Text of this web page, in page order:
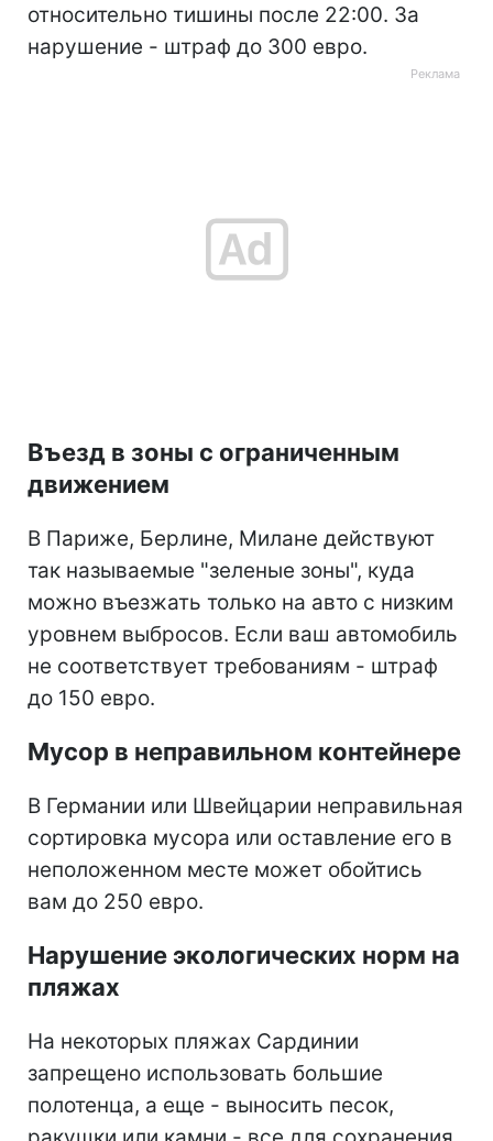
относительно тишины после 22:00. За
нарушение - штраф до 300 евро.
Въезд в зоны с ограниченным
движением
В Париже, Берлине, Милане действуют
так называемые "зеленые зоны", куда
можно въезжать только на авто с низким
уровнем выбросов. Если ваш автомобиль
не соответствует требованиям - штраф
до 150 евро.
Мусор в неправильном контейнере
В Германии или Швейцарии неправильная
сортировка мусора или оставление его в
неположенном месте может обойтись
вам до 250 евро.
Нарушение экологических норм на
пляжах
На некоторых пляжах Сардинии
запрещено использовать большие
полотенца, а еще - выносить песок,